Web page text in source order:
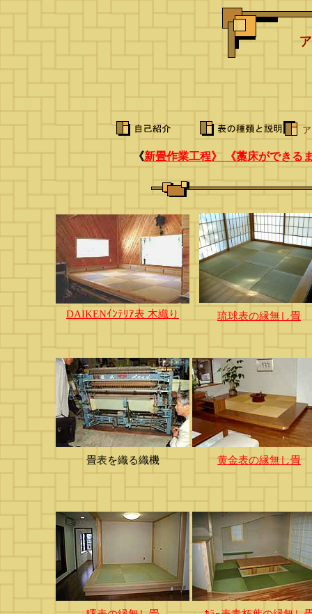
《新畳作業工程》 《藁床ができる
DAIKENｲﾝﾃﾘｱ表 木織り 琉球表の縁無し畳
畳表を織る織機 黄金表の縁無し畳